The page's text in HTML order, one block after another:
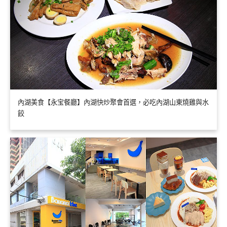
內湖美食【永宝餐廳】內湖快炒聚會首選，必吃內湖山東燒雞與水
餃